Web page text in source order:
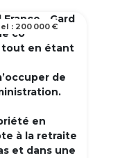
- Gard
co
tout en étant
de
en
à la retraite
et dans une
: 200 000 €